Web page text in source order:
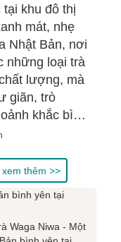
tại khu đô thị
mát, nhẹ
Nhật Bản, nơi
những loại trà
lượng, mà
giãn, trò
khắc bình
xem thêm >>